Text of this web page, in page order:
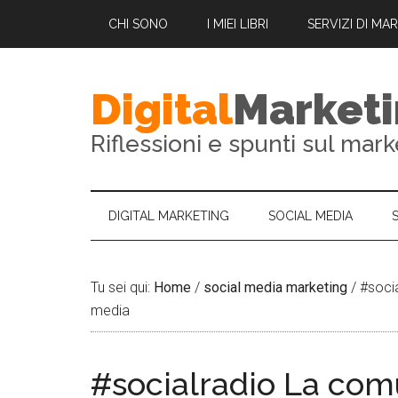
CHI SONO I MIEI LIBRI SERVIZI DI
Digital
Riflessioni e spunti sul
DIGITAL MARKETING SOCIAL MEDIA
Tu sei qui: Home / social media marketing /
media
#socialradio La